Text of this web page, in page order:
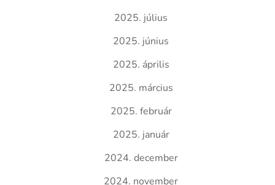
2025. július
2025. június
2025. április
2025. március
2025. február
2025. január
2024. december
2024. november